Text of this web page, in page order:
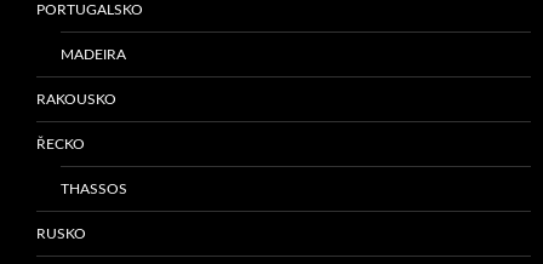
PORTUGALSKO
MADEIRA
RAKOUSKO
ŘECKO
THASSOS
RUSKO